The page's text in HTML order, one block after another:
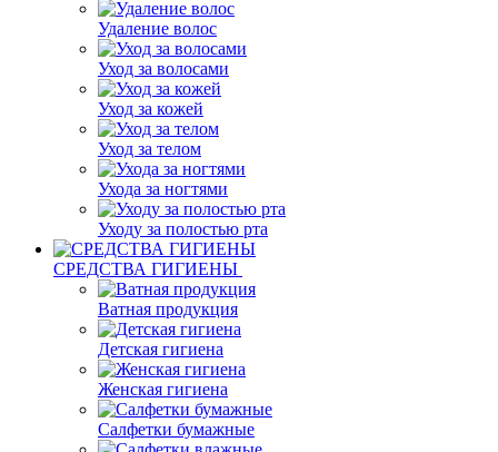
Удаление волос
Уход за волосами
Уход за кожей
Уход за телом
Ухода за ногтями
Уходу за полостью рта
СРЕДСТВА ГИГИЕНЫ
Ватная продукция
Детская гигиена
Женская гигиена
Салфетки бумажные